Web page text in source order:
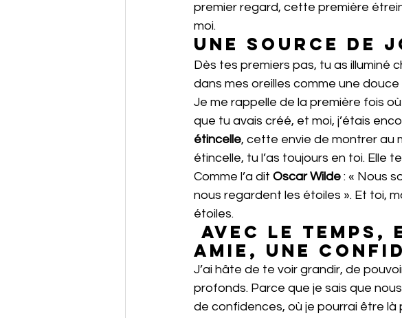
premier regard, cette première
moi.
Une source de
Dès tes premiers pas, tu as illuminé
dans mes oreilles comme une
Je me rappelle de la première fois
que tu avais créé, et moi, j’étais
étincelle, cette envie de montrer au
étincelle, tu l’as toujours en toi. Elle
Comme l’a dit Oscar Wilde : « Nous
nous regardent les étoiles ». Et toi,
étoiles.
amie, une
J’ai hâte de te voir grandir, de
profonds. Parce que je sais que
de confidences, où je pourrai être là